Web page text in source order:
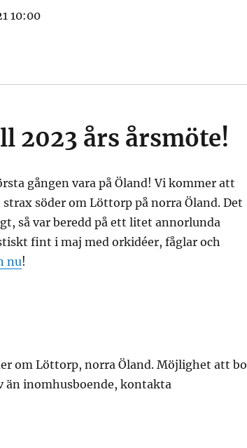
10:00
2023 års årsmöte!
gången vara på Öland! Vi kommer att
söder om Löttorp på norra Öland. Det
så var beredd på ett litet annorlunda
fint i maj med orkidéer, fåglar och
nu!
om Löttorp, norra Öland. Möjlighet att bo
än inomhusboende, kontakta